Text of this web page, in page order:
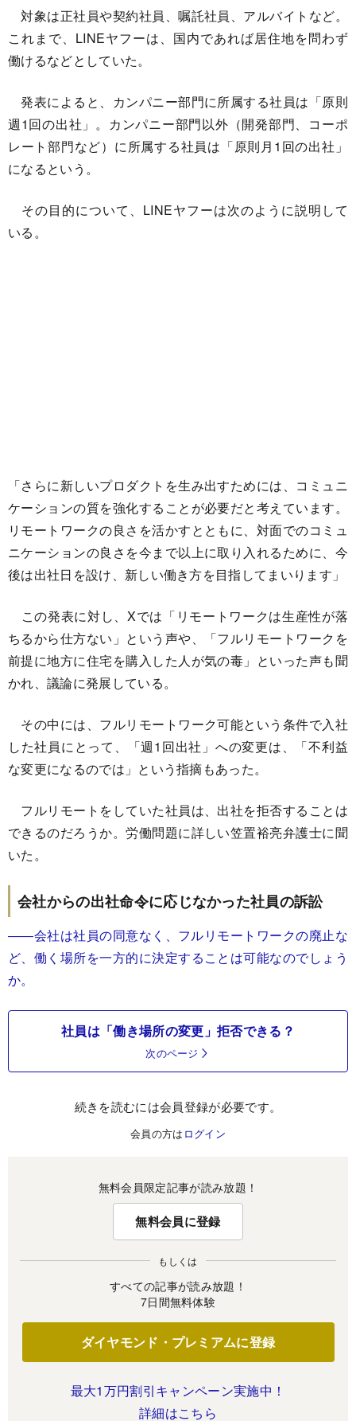
対象は正社員や契約社員、嘱託社員、アルバイトなど。
これまで、LINEヤフーは、国内であれば居住地を問わず
働けるなどとしていた。
発表によると、カンパニー部門に所属する社員は「原則
週1回の出社」。カンパニー部門以外（開発部門、コーポ
レート部門など）に所属する社員は「原則月1回の出社」
になるという。
その目的について、LINEヤフーは次のように説明して
いる。
「さらに新しいプロダクトを生み出すためには、コミュニ
ケーションの質を強化することが必要だと考えています。
リモートワークの良さを活かすとともに、対面でのコミュ
ニケーションの良さを今まで以上に取り入れるために、今
後は出社日を設け、新しい働き方を目指してまいります」
この発表に対し、Xでは「リモートワークは生産性が落
ちるから仕方ない」という声や、「フルリモートワークを
前提に地方に住宅を購入した人が気の毒」といった声も聞
かれ、議論に発展している。
その中には、フルリモートワーク可能という条件で入社
した社員にとって、「週1回出社」への変更は、「不利益
な変更になるのでは」という指摘もあった。
フルリモートをしていた社員は、出社を拒否することは
できるのだろうか。労働問題に詳しい笠置裕亮弁護士に聞
いた。
会社からの出社命令に応じなかった社員の訴訟
――会社は社員の同意なく、フルリモートワークの廃止な
ど、働く場所を一方的に決定することは可能なのでしょう
か。
社員は「働き場所の変更」拒否できる？
次のページ
続きを読むには会員登録が必要です。
会員の方は ログイン
無料会員限定記事が読み放題！
無料会員に登録
もしくは
すべての記事が読み放題！
7日間無料体験
ダイヤモンド・プレミアムに登録
最大1万円割引キャンペーン実施中！
詳細はこちら